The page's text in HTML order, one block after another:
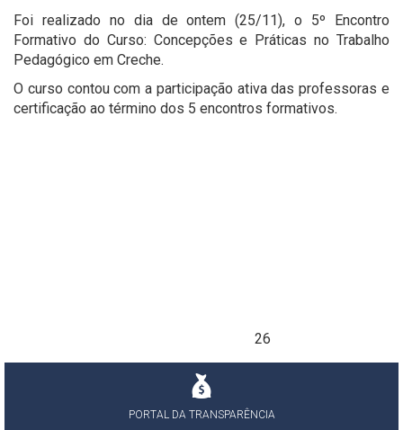
Foi realizado no dia de ontem (25/11), o 5º Encontro
Formativo do Curso: Concepções e Práticas no Trabalho
Pedagógico em Creche.
O curso contou com a participação ativa das professoras e
certificação ao término dos 5 encontros formativos.
26
PORTAL DA TRANSPARÊNCIA